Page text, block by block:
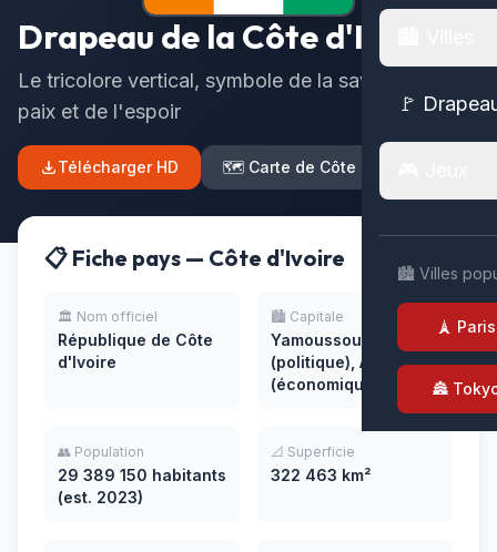
🚩
🏙️ Villes
🗼 Paris
🏯
Drapeau de la Côte d'Ivoire
Le tricolore vertical, symbole de la savane, de la
paix et de l'espoir
Télécharger HD 🗺️ Carte de Côte d'Ivoire
📋 Fiche pays — Côte d'Ivoire
🏛️ Nom officiel
République de Côte
d'Ivoire
🏙️ Capitale
Yamoussoukro
(politique), Abidjan
(économique)
👥 Population
29 389 150 habitants
(est. 2023)
📐 Superficie
322 463 km²